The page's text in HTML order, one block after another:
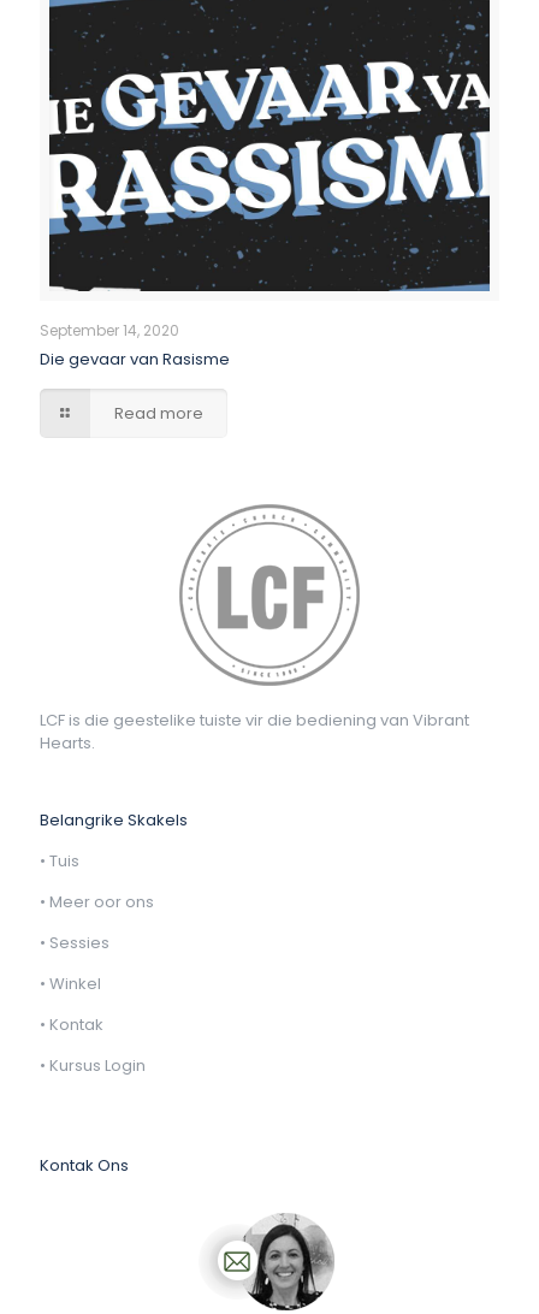
September 14, 2020
Die gevaar van Rasisme
Read more
LCF is die geestelike tuiste vir die bediening van Vibrant
Hearts.
Belangrike Skakels
• Tuis
• Meer oor ons
• Sessies
• Winkel
• Kontak
• Kursus Login
Kontak Ons